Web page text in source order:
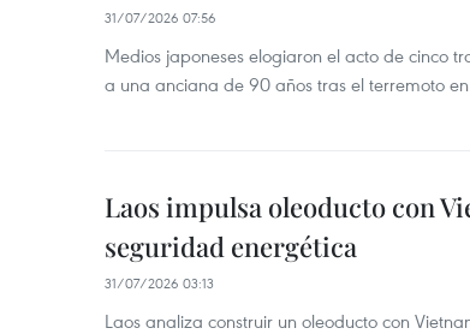
31/07/2026 07:56
Medios japoneses elogiaron el acto de cinco
a una anciana de 90 años tras el terremoto
Laos impulsa oleoducto con
seguridad energética
31/07/2026 03:13
Laos analiza construir un oleoducto con